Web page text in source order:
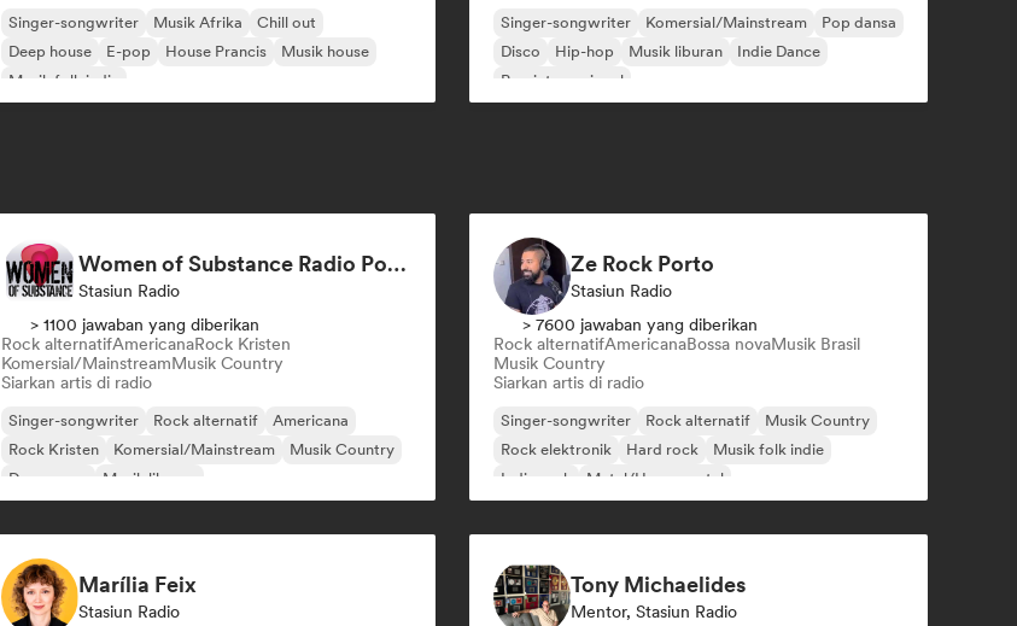
Singer-songwriter Musik Afrika
Chill out
Deep house
E-pop House Prancis
Musik house
Musik folk indie
Singer-songwriter Komersial/Mainstream
Pop dansa
Disco
Hip-hop Musik liburan
Indie Dance
Pop internasional
Women of Substance Radio Podcast (human Female recording or performing artists or female-fronted bands)
Stasiun Radio
> 1100 jawaban yang diberikan
Rock alternatifAmericanaRock Kristen
Komersial/MainstreamMusik Country
Siarkan artis di radio
Singer-songwriter Rock alternatif
Americana
Rock Kristen
Komersial/Mainstream
Musik Country
Dream pop
Musik liburan
Ze Rock Porto
Stasiun Radio
> 7600 jawaban yang diberikan
Rock alternatifAmericanaBossa novaMusik Brasil
Musik Country
Siarkan artis di radio
Singer-songwriter Rock alternatif
Musik Country
Rock elektronik
Hard rock
Musik folk indie
Indie rock
Metal/Heavy metal
Marília Feix
Stasiun Radio
Tony Michaelides
Mentor, Stasiun Radio